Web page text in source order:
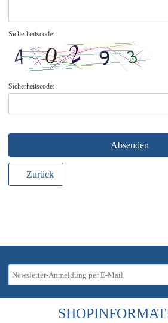
Sicherheitscode:
Sicherheitscode:
Absenden
Zurück